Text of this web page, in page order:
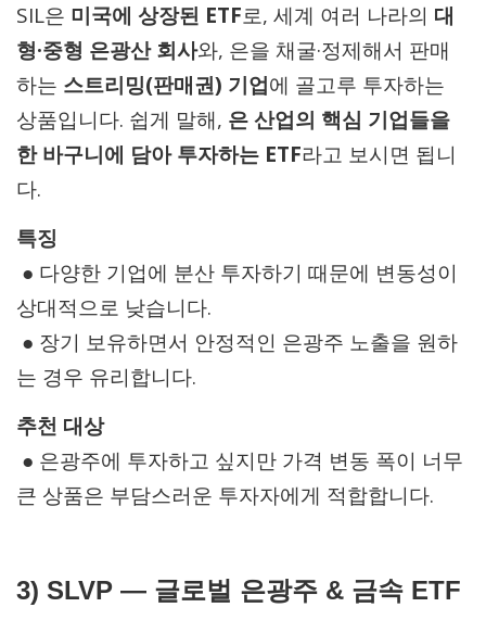
SIL은 미국에 상장된 ETF로, 세계 여러 나라의 대
형·중형 은광산 회사와, 은을 채굴·정제해서 판매
하는 스트리밍(판매권) 기업에 골고루 투자하는
상품입니다. 쉽게 말해, 은 산업의 핵심 기업들을
한 바구니에 담아 투자하는 ETF라고 보시면 됩니
다.
특징
● 다양한 기업에 분산 투자하기 때문에 변동성이
상대적으로 낮습니다.
● 장기 보유하면서 안정적인 은광주 노출을 원하
는 경우 유리합니다.
추천 대상
● 은광주에 투자하고 싶지만 가격 변동 폭이 너무
큰 상품은 부담스러운 투자자에게 적합합니다.
3) SLVP — 글로벌 은광주 & 금속 ETF